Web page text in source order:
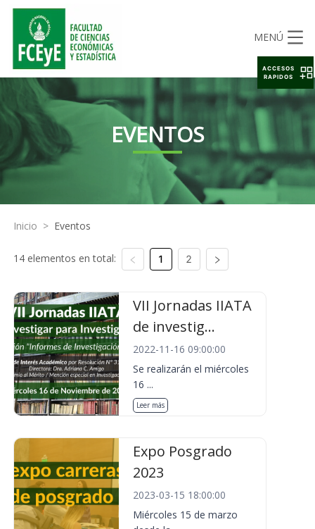
MENÚ
EVENTOS
Inicio > Eventos
14 elementos en total: 1 2
VII Jornadas IIATA
de investig...
2022-11-16 09:00:00
Se realizarán el miércoles
16 ...
Leer más
Expo Posgrado
2023
2023-03-15 18:00:00
Miércoles 15 de marzo
ACCESOS
RAPIDOS